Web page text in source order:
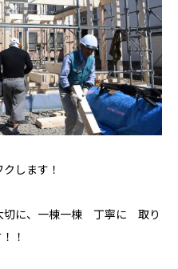
します！
切に、一棟一棟 丁寧に 取り
！